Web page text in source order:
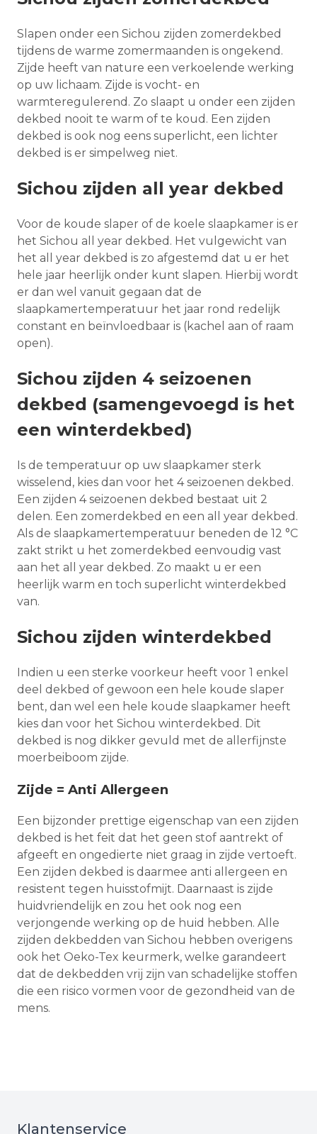
Slapen onder een Sichou zijden zomerdekbed
tijdens de warme zomermaanden is ongekend.
Zijde heeft van nature een verkoelende werking
op uw lichaam. Zijde is vocht- en
warmteregulerend. Zo slaapt u onder een zijden
dekbed nooit te warm of te koud. Een zijden
dekbed is ook nog eens superlicht, een lichter
dekbed is er simpelweg niet.
Sichou zijden all year dekbed
Voor de koude slaper of de koele slaapkamer is er
het Sichou all year dekbed. Het vulgewicht van
het all year dekbed is zo afgestemd dat u er het
hele jaar heerlijk onder kunt slapen. Hierbij wordt
er dan wel vanuit gegaan dat de
slaapkamertemperatuur het jaar rond redelijk
constant en beïnvloedbaar is (kachel aan of raam
open).
Sichou zijden 4 seizoenen
dekbed (samengevoegd is het
een winterdekbed)
Is de temperatuur op uw slaapkamer sterk
wisselend, kies dan voor het 4 seizoenen dekbed.
Een zijden 4 seizoenen dekbed bestaat uit 2
delen. Een zomerdekbed en een all year dekbed.
Als de slaapkamertemperatuur beneden de 12 °C
zakt strikt u het zomerdekbed eenvoudig vast
aan het all year dekbed. Zo maakt u er een
heerlijk warm en toch superlicht winterdekbed
van.
Sichou zijden winterdekbed
Indien u een sterke voorkeur heeft voor 1 enkel
deel dekbed of gewoon een hele koude slaper
bent, dan wel een hele koude slaapkamer heeft
kies dan voor het Sichou winterdekbed. Dit
dekbed is nog dikker gevuld met de allerfijnste
moerbeiboom zijde.
Zijde = Anti Allergeen
Een bijzonder prettige eigenschap van een zijden
dekbed is het feit dat het geen stof aantrekt of
afgeeft en ongedierte niet graag in zijde vertoeft.
Een zijden dekbed is daarmee anti allergeen en
resistent tegen huisstofmijt. Daarnaast is zijde
huidvriendelijk en zou het ook nog een
verjongende werking op de huid hebben. Alle
zijden dekbedden van Sichou hebben overigens
ook het Oeko-Tex keurmerk, welke garandeert
dat de dekbedden vrij zijn van schadelijke stoffen
die een risico vormen voor de gezondheid van de
mens.
Klantenservice